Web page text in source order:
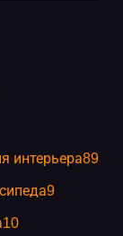
интерьера89
9
10